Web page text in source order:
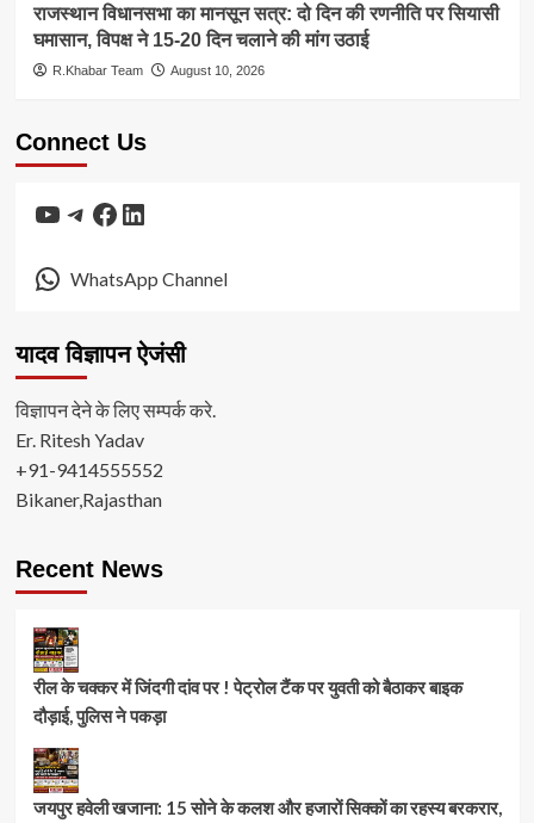
राजस्थान विधानसभा का मानसून सत्र: दो दिन की रणनीति पर सियासी
घमासान, विपक्ष ने 15-20 दिन चलाने की मांग उठाई
R.Khabar Team August 10, 2026
Connect Us
YouTube
Telegram
Facebook
LinkedIn
WhatsApp Channel
यादव विज्ञापन ऐजंसी
विज्ञापन देने के लिए सम्पर्क करे.
Er. Ritesh Yadav
+91-9414555552
Bikaner,Rajasthan
Recent News
रील के चक्कर में जिंदगी दांव पर ! पेट्रोल टैंक पर युवती को बैठाकर बाइक
दौड़ाई, पुलिस ने पकड़ा
जयपुर हवेली खजाना: 15 सोने के कलश और हजारों सिक्कों का रहस्य बरकरार,